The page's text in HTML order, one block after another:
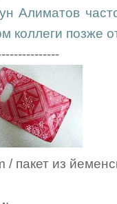
Алиматов
коллеги позже
/ пакет из